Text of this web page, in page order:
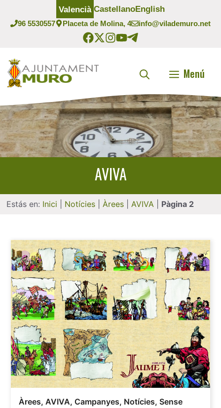
contingut
96 5530557 Placeta de Molina, 4 info@vilademuro.net
Valencià CastellanoEnglish
Menú
AVIVA
Estás en: Inici Notícies Àrees AVIVA Pàgina 2
Àrees,AVIVA, Campanyes, Notícies, Sense